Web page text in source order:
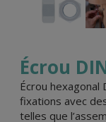
Écrou
Écrou
fixations avec
telles que